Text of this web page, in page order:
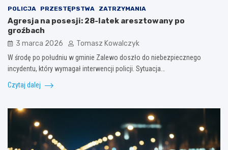
POLICJA PRZESTĘPSTWA ZATRZYMANIA
Agresja na posesji: 28-latek aresztowany po
groźbach
3 marca 2026 Tomasz Kowalczyk
W środę po południu w gminie Zalewo doszło do niebezpiecznego
incydentu, który wymagał interwencji policji. Sytuacja…
Czytaj dalej